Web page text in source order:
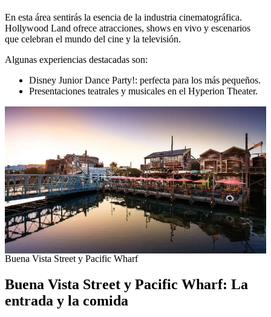
En esta área sentirás la esencia de la industria cinematográfica.
Hollywood Land ofrece atracciones, shows en vivo y escenarios
que celebran el mundo del cine y la televisión.
Algunas experiencias destacadas son:
Disney Junior Dance Party!: perfecta para los más pequeños.
Presentaciones teatrales y musicales en el Hyperion Theater.
Buena Vista Street y Pacific Wharf
Buena Vista Street y Pacific Wharf: La
entrada y la comida